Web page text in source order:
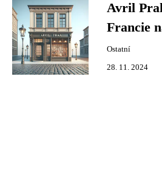
Avril
Francie
Ostatní
28. 11. 2024